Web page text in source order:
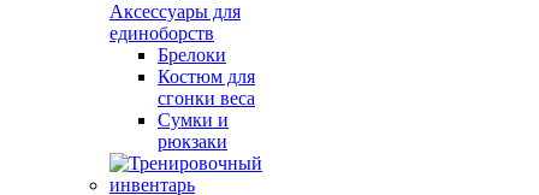
Аксессуары для
единоборств
Брелоки
Костюм для
сгонки веса
Сумки и
рюкзаки